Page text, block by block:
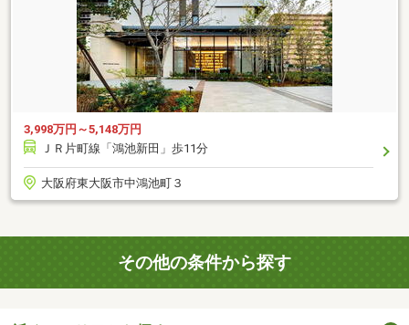
3,998万円～5,148万円
ＪＲ片町線「鴻池新田」歩11分
大阪府東大阪市中鴻池町３
その他の条件から探す